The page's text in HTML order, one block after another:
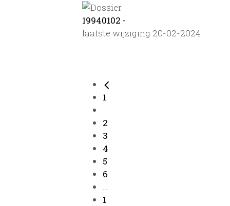
19940102 -
laatste wijziging 20-02-2024
1
...
2
3
4
5
6
...
1